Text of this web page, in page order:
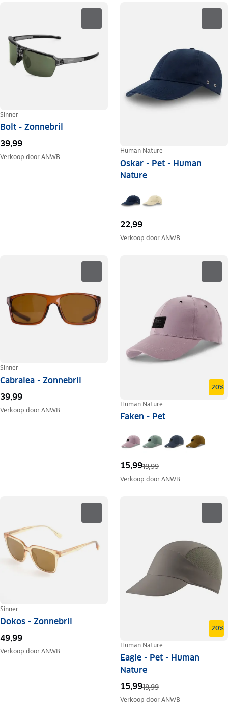
Sinner
Bolt - Zonnebril
39,99
Verkoop doorANWB
Human Nature
Oskar - Pet - Human
Nature
22,99
Verkoop doorANWB
Sinner
Cabralea - Zonnebril
39,99
Verkoop doorANWB
-20%
Human Nature
Faken - Pet
15,9919,99
Verkoop doorANWB
Sinner
Dokos - Zonnebril
49,99
Verkoop doorANWB
-20%
Human Nature
Eagle - Pet - Human
Nature
15,9919,99
Verkoop doorANWB